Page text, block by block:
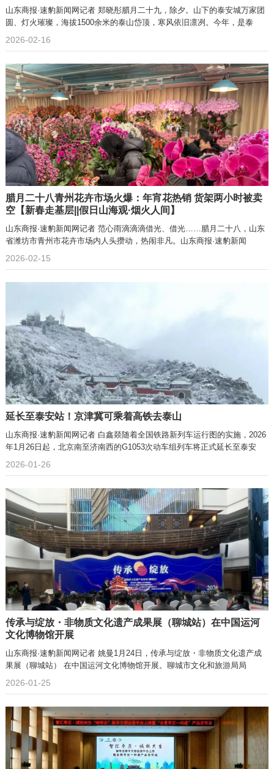
山东商报·速豹新闻网记者 郑晓彤腊月二十九，除夕。山下的泰安城万家团
圆、灯火璀璨，海拔1500余米的泰山岱顶，寒风依旧凛冽。今年，是泰
2026-02-16
腊月二十八青州花卉市场火爆：年宵花热销 货架两小时被卖
空【新春走基层||假日山海观·烟火人间】
山东商报·速豹新闻网记者 范心雨滴滴滴借光、借光……腊月二十八，山东
省潍坊市青州市花卉市场内人头攒动，热闹非凡。山东商报·速豹新闻
2026-02-15
延长至泰安站！京津冀可乘着高铁去泰山
山东商报·速豹新闻网记者 白鑫燚随着全国铁路新列车运行图的实施，2026
年1月26日起，北京南至济南西的G1053次动车组列车将正式延长至泰安
2026-01-26
传承与绽放・非物质文化遗产成果展（聊城站）在中国运河
文化博物馆开展
山东商报·速豹新闻网记者 姚曼1月24日，传承与绽放・非物质文化遗产成
果展（聊城站） 在中国运河文化博物馆开展。聊城市文化和旅游局局
2026-01-25